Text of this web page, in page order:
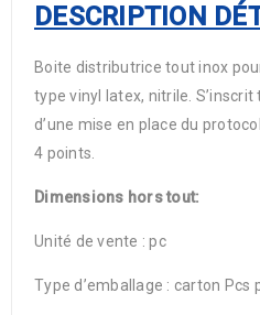
DESCRIPTION
Boite distributrice tout inox
type vinyl latex, nitrile.
d’une mise en place du
4 points.
Dimensions hors tout:
Unité de vente : pc
Type d’emballage : carton Pcs